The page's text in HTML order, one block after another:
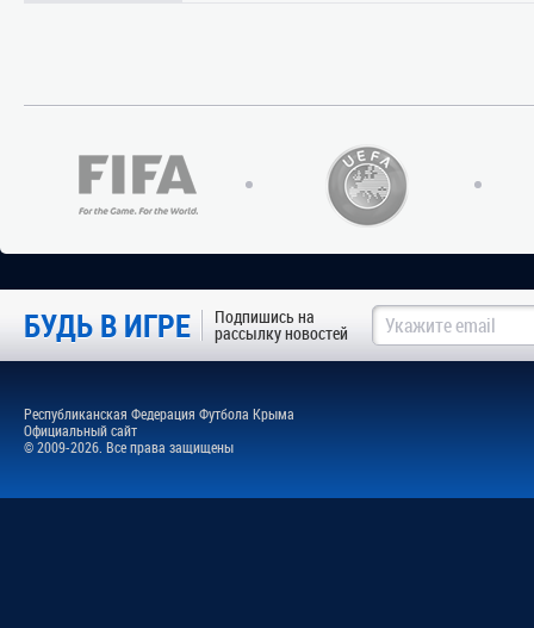
БУДЬ В ИГРЕ Подпишись на
рассылку новостей
Республиканская Федерация Футбола Крыма
Официальный сайт
© 2009-2026. Все права защищены